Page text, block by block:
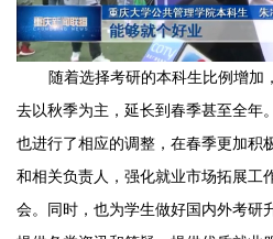
随着选择考研的本科生比例增加
去以秋季为主，延长到春季甚至全年
也进行了相应的调整，在春季更加积
和相关负责人，强化就业市场拓展工
会。同时，也为学生做好国内外考研